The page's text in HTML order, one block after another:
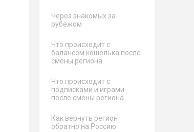
Через знакомых за
рубежом
Что происходит с
балансом кошелька после
смены региона
Что происходит с
подписками и играми
после смены региона
Как вернуть регион
обратно на Россию